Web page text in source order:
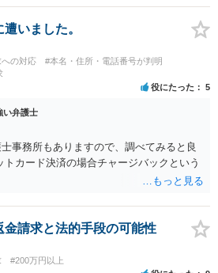
金の返金は請求できますか？ 交渉してみ
に相談しましょう。
いました。
の対応
#本名・住所・電話番号が判明
役にたった 5
い弁護士
事務所もありますので、調べてみると良
カード決済の場合チャージバックという
金請求と法的手段の可能性
#200万円以上